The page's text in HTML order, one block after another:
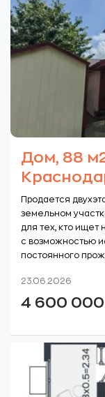
Дом, 88
Продается
земельном
для тех, кто
с возможностью
постоянного
23.06.2026
4 600 000